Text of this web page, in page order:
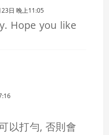
日 晚上11:05
Hope you like
以打勻, 否則會